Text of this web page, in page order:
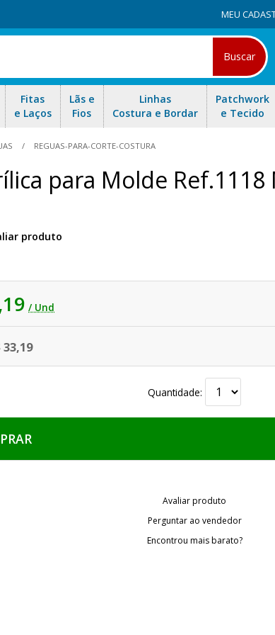
MEU
Buscar
Fitas
e Laços
Lãs e
Fios
Linhas
Costura e Bordar
Patchwork
e Tecido
REGUAS-PARA-CORTE-COSTURA
para Molde Ref.1118
produto
/ Und
33,19
Quantidade:
Avaliar produto
Perguntar ao vendedor
Encontrou mais barato?